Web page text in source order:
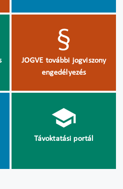
JOGVE további jogviszony
engedélyezés
Távoktatási portál